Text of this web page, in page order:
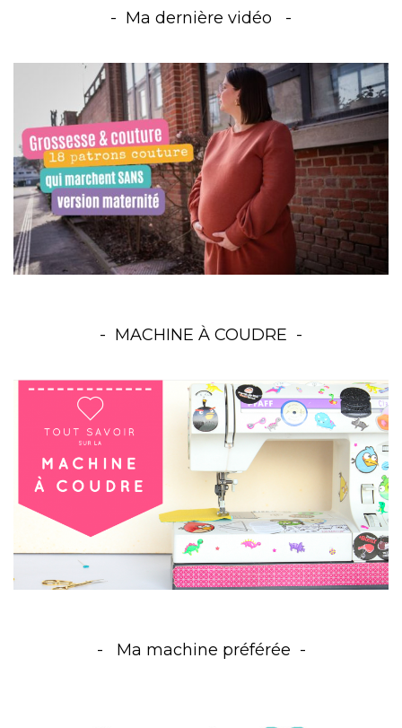
Ma dernière vidéo
MACHINE À COUDRE
Ma machine préférée